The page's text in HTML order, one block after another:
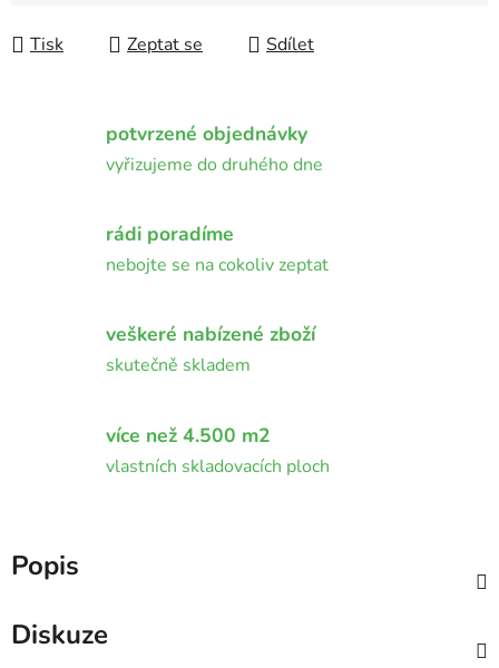
Tisk Zeptat se Sdílet
potvrzené objednávky
vyřizujeme do druhého dne
rádi poradíme
nebojte se na cokoliv zeptat
veškeré nabízené zboží
skutečně skladem
více než 4.500 m2
vlastních skladovacích ploch
Popis
Diskuze